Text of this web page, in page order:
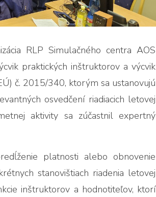
RLP Simulačného centra AOS
praktických inštruktorov a výcvik
č. 2015/340, ktorým sa ustanovujú
osvedčení riadiacich letovej
aktivity sa zúčastnil expertný
platnosti alebo obnovenie
stanovištiach riadenia letovej
inštruktorov a hodnotiteľov, ktorí